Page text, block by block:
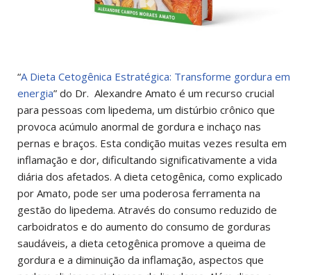
“A Dieta Cetogênica Estratégica: Transforme gordura em
energia” do Dr. Alexandre Amato é um recurso crucial
para pessoas com lipedema, um distúrbio crônico que
provoca acúmulo anormal de gordura e inchaço nas
pernas e braços. Esta condição muitas vezes resulta em
inflamação e dor, dificultando significativamente a vida
diária dos afetados. A dieta cetogênica, como explicado
por Amato, pode ser uma poderosa ferramenta na
gestão do lipedema. Através do consumo reduzido de
carboidratos e do aumento do consumo de gorduras
saudáveis, a dieta cetogênica promove a queima de
gordura e a diminuição da inflamação, aspectos que